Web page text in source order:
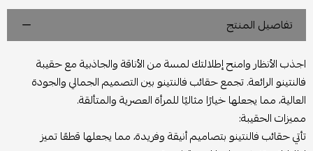
تفاصيل المنتج
اجذب الأنظار وامنح إطلالتك لمسة من الأناقة والجاذبية مع حقيبة
فالنتينو الرائعة. تجمع حقائب فالنتينو بين التصميم الجمالي والجودة
العالية، مما يجعلها خيارًا مثاليًا للمرأة العصرية والمتألقة.
مميزات الحقيبة:
تأتي حقائب فالنتينو بتصاميم أنيقة وفريدة، مما يجعلها قطعًا تميز